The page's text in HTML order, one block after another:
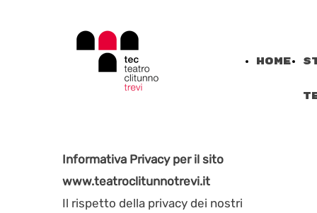
Home
Informativa Privacy per il sito
www.teatroclitunnotrevi.it
Il rispetto della privacy dei nostri